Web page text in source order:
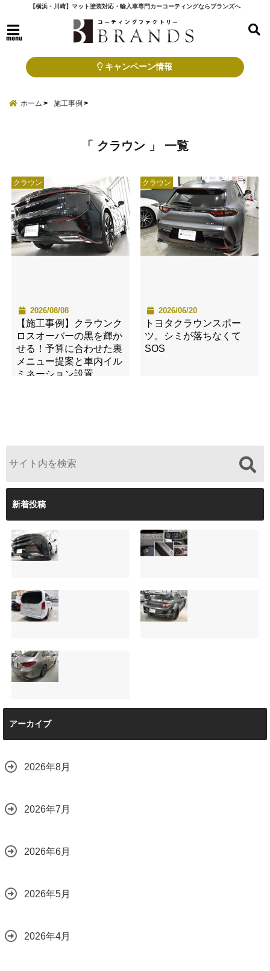
【横浜・川崎】マット塗装対応・輸入車専門カーコーティングならブランズへ
menu
キャンペーン情報
ホーム 施工事例
「 クラウン 」 一覧
クラウン
2026/08/08
【施工事例】クラウンク
ロスオーバーの黒を輝か
せる！予算に合わせた裏
メニュー提案と車内イル
ミネーション設置
クラウン
2026/06/20
トヨタクラウンスポー
ツ。シミが落ちなくて
SOS
新着投稿
【施工事例】クラ
ウンクロスオーバ
ーの黒を輝かせ
と車内イルミネー
ション設置
2026.08.08
夏季休暇について
ご案内【2026年】
2026.08.05
サンルーフ付きベ
ンツVクラス
（V220d）にフリ
店で断られた悩み
をプロの技術で解
2026.08.04
は？
【施工事例】メル
セデス・ベンツ
C220d｜3層セラ
取り”「ミックスコ
ート」と弱点克服
2026.07.28
アーカイブ
2026年8月
2026年7月
2026年6月
2026年5月
2026年4月